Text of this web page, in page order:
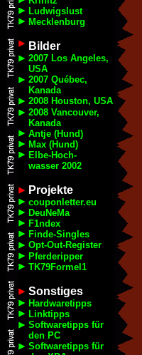
Ludwigslust
Mecklenburg
Bilder
2007 Los Angeles,
USA
2007 Québec,
Kanada
2008 Houston, USA
2008 Vancouver,
Kanada
Antje (Hund)
Max (Hund)
Elbe-Hoch-
wasser 2002
Projekte
couponletter.eu
DeuNeMa
F1ndex
Finde-Singles
Opt-Out-Register
Pferderipper
TK79Formel1
Sonstiges
Hardwaretipps
Linktipps
Softwaretipps für
den PC
Softwaretipps für